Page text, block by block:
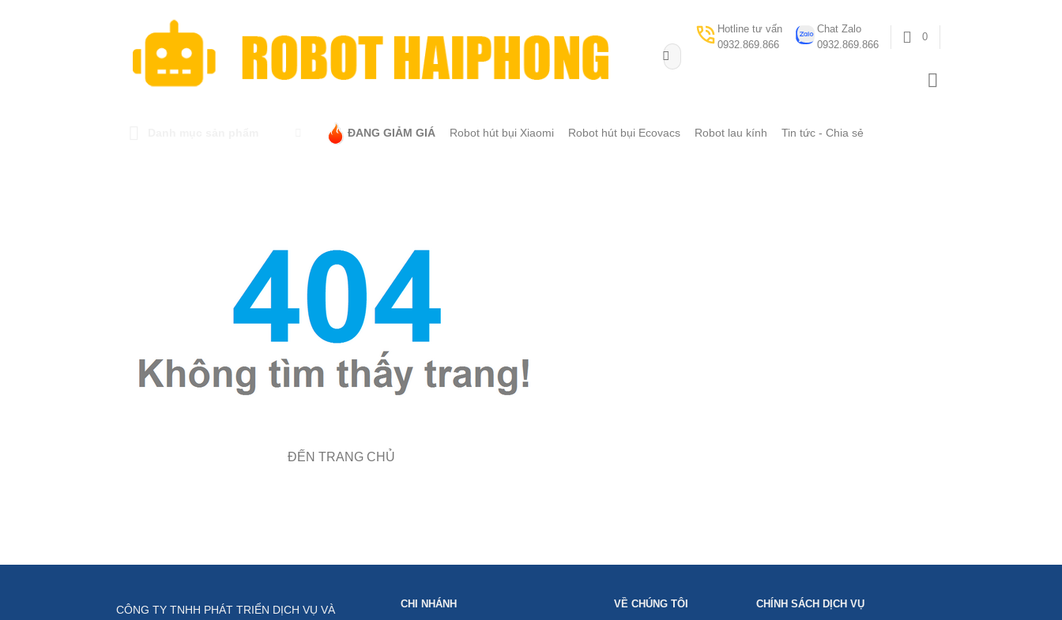
Tìm
kiếm:
Hotline tư vấn
0932.869.866
Chat Zalo
0932.869.866
0
ĐANG GIẢM GIÁ Robot hút bụi Xiaomi Robot hút bụi Ecovacs Robot lau kính Tin tức - Chia sẻ
ĐẾN TRANG CHỦ
CÔNG TY TNHH PHÁT TRIỂN DỊCH VỤ VÀ
CHI NHÁNH VỀ CHÚNG TÔI CHÍNH SÁCH DỊCH VỤ